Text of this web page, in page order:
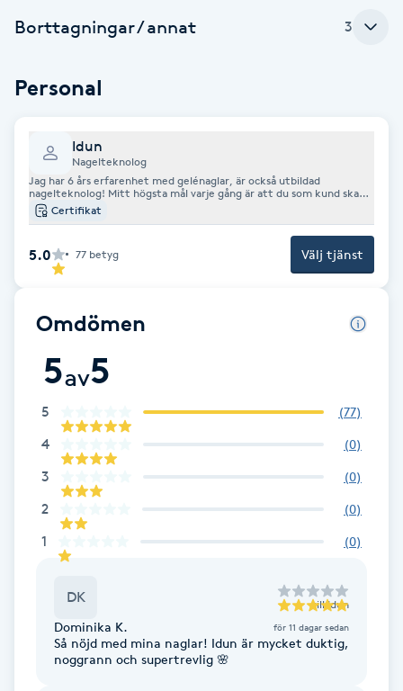
E
Extensions
Eyeliner-tatuering
Face framing
Faceliftmassage
Fet hårbotten
Fettreducering
Fibromassage
Fotmassage
Borttagningar / annat 3
Personal
Idun
Nagelteknolog
Jag har 6 års erfarenhet med gelénaglar, är också utbildad
nagelteknolog! Mitt högsta mål varje gång är att du som kund ska
lämna stolen nöjd med dina naglar<3
Certifikat
5.0 77 betyg Välj tjänst
Omdömen
5av5
5 (77)
4 (0)
3 (0)
2 (0)
1 (0)
DK till Idun
Dominika K. för 11 dagar sedan
Så nöjd med mina naglar! Idun är mycket duktig,
noggrann och supertrevlig 🌸